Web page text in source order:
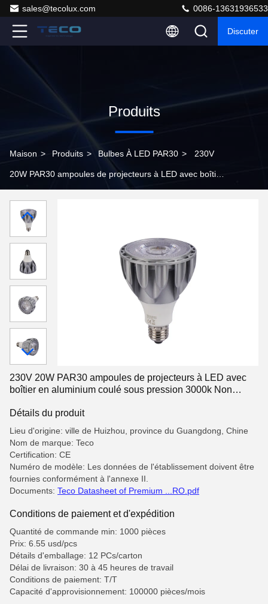
sales@tecolux.com 0086-13631936533
Discuter
Produits
Maison > Produits > Bulbes À LED PAR30 > 230V
20W PAR30 ampoules de projecteurs à LED avec boîtier
230V 20W PAR30 ampoules de projecteurs à LED avec
boîtier en aluminium coulé sous pression 3000k Non
Détails du produit
Lieu d'origine: ville de Huizhou, province du Guangdong, Chine
Nom de marque: Teco
Certification: CE
Numéro de modèle: Les données de l'établissement doivent être
fournies conformément à l'annexe II.
Documents: Teco Datasheet of Premium ...RO.pdf
Conditions de paiement et d'expédition
Quantité de commande min: 1000 pièces
Prix: 6.55 usd/pcs
Détails d'emballage: 12 PCs/carton
Délai de livraison: 30 à 45 heures de travail
Conditions de paiement: T/T
Capacité d'approvisionnement: 100000 pièces/mois